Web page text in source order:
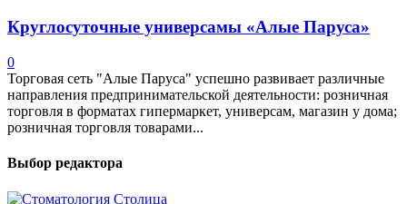
Круглосуточные универсамы «Алые Паруса»
0
Торговая сеть "Алые Паруса" успешно развивает различные
направления предпринимательской деятельности: розничная
торговля в форматах гипермаркет, универсам, магазин у дома;
розничная торговля товарами...
Выбор редактора